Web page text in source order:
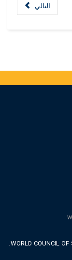
التالي
WORLD COUNCIL